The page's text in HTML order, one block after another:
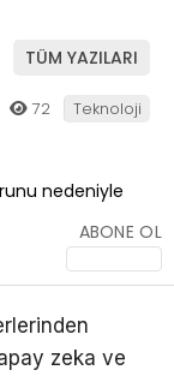
TÜM YAZILARI
72 Teknoloji
ABONE OL
zeka ve